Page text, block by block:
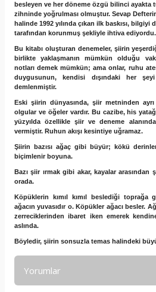
besleyen ve her döneme özgü bilinci ayakta
zihninde yoğrulması olmuştur. Sevap
halinde 1992 yılında çıkan ilk baskısı,
tarafından korunmuş şekliyle ihtiva
Bu kitabı oluşturan denemeler, şiirin
birlikte yaklaşmanın mümkün olduğu
notları demek mümkün; ama onlar, ruhu
duygusunun, kendisi dışındaki her
demlenmiştir.
Eski şiirin dünyasında, şiir metninden
olgular ve öğeler vardır. Bu cazibe, his
yüzyılda özellikle şiir ve deneme
vermiştir. Ruhun akışı kesintiye uğramaz.
Şiirin bazısı ağaç gibi büyür; kökü
biçimlenir boyuna.
Bazı şiir ırmak gibi akar, kayalar
orada.
Köpüklerin kımıl kımıl beslediği toprağa
ağacın yuvasıdır o. Köpükler ağacı besler.
zerreciklerinden ibaret iken emerek
aslında.
Böyledir, şiirin sonsuzla temas halindeki
Yorumlar